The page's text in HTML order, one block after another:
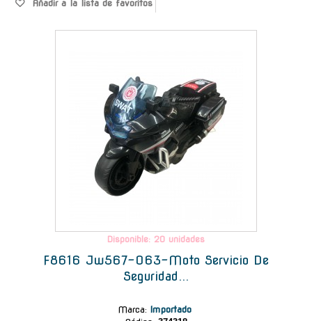
Añadir a la lista de favoritos
Disponible: 20 unidades
F8616 Jw567-063-Moto Servicio De
Seguridad...
Marca: Importado